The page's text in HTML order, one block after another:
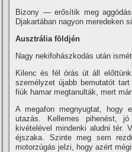
Bizony — erősí­tik meg
Djakartában nagyon meredeken
Ausztrália földjén
Nagy nekifohászkodás után
Kilenc és fél órás út áll
személyzet újabb bemutatót
fiúk hamar megtanulták, mert már
A megafon megnyugtat, hogy
utazás. Kellemes pihenést,
kivételével mindenki aludni tér.
éjszaka. Szinte meg sem
motorzúgás jelzi, hogy azért